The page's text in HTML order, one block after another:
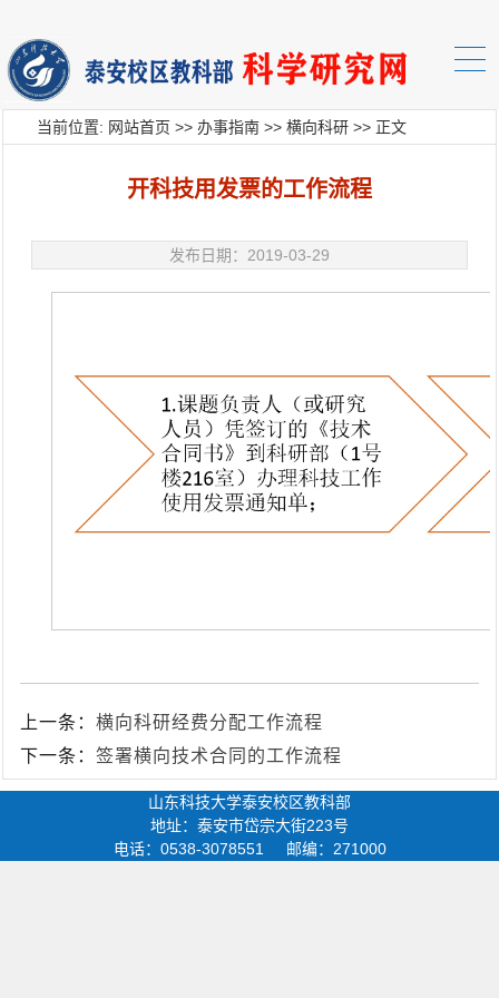
当前位置: 网站首页 >>办事指南 >>横向科研 >> 正文
开科技用发票的工作流程
发布日期：2019-03-29
上一条：横向科研经费分配工作流程
下一条：签署横向技术合同的工作流程
山东科技大学泰安校区教科部
地址：泰安市岱宗大街223号
电话：0538-3078551 邮编：271000